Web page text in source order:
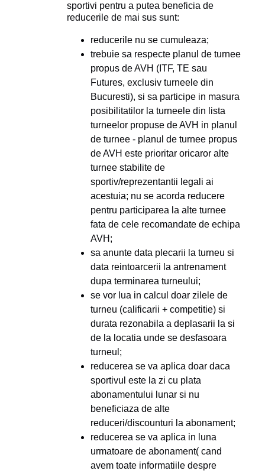
sportivi pentru a putea beneficia de
reducerile de mai sus sunt:
reducerile nu se cumuleaza;
trebuie sa respecte planul de turnee
propus de AVH (ITF, TE sau
Futures, exclusiv turneele din
Bucuresti), si sa participe in masura
posibilitatilor la turneele din lista
turneelor propuse de AVH in planul
de turnee - planul de turnee propus
de AVH este prioritar oricaror alte
turnee stabilite de
sportiv/reprezentantii legali ai
acestuia; nu se acorda reducere
pentru participarea la alte turnee
fata de cele recomandate de echipa
AVH;
sa anunte data plecarii la turneu si
data reintoarcerii la antrenament
dupa terminarea turneului;
se vor lua in calcul doar zilele de
turneu (calificarii + competitie) si
durata rezonabila a deplasarii la si
de la locatia unde se desfasoara
turneul;
reducerea se va aplica doar daca
sportivul este la zi cu plata
abonamentului lunar si nu
beneficiaza de alte
reduceri/discounturi la abonament;
reducerea se va aplica in luna
urmatoare de abonament( cand
avem toate informatiile despre